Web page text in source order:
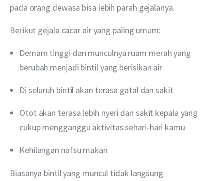
pada orang dewasa bisa lebih parah gejalanya.
Berikut gejala cacar air yang paling umum:
Demam tinggi dan munculnya ruam merah yang
berubah menjadi bintil yang berisikan air
Di seluruh bintil akan terasa gatal dan sakit
Otot akan terasa lebih nyeri dan sakit kepala yang
cukup mengganggu aktivitas sehari-hari kamu
Kehilangan nafsu makan
Biasanya bintil yang muncul tidak langsung